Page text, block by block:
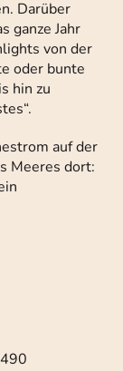
Darüber
ganze Jahr
von der
oder bunte
hin zu
auf der
Meeres dort: